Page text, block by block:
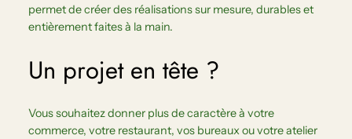
permet de créer des réalisations sur mesure, durables et
entièrement faites à la main.
Un projet en tête ?
Vous souhaitez donner plus de caractère à votre
commerce, votre restaurant, vos bureaux ou votre atelier